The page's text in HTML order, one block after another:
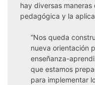
hay diversas
pedagógica y la
“Nos queda
nueva orientación
enseñanza-
que estamos
para implementar